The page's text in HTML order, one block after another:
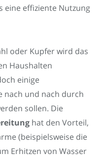
eine effiziente Nutzung
oder Kupfer wird das
Haushalten
einige
nach und nach durch
sollen. Die
hat den Vorteil,
(beispielsweise die
Erhitzen von Wasser